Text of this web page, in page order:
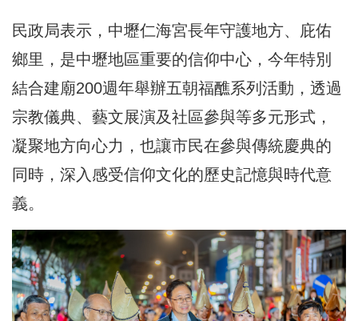
民政局表示，中壢仁海宮長年守護地方、庇佑
鄉里，是中壢地區重要的信仰中心，今年特別
結合建廟200週年舉辦五朝福醮系列活動，透過
宗教儀典、藝文展演及社區參與等多元形式，
凝聚地方向心力，也讓市民在參與傳統慶典的
同時，深入感受信仰文化的歷史記憶與時代意
義。